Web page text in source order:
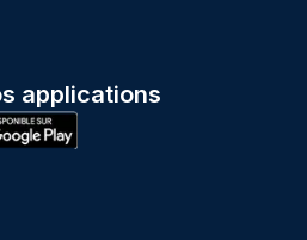
applications